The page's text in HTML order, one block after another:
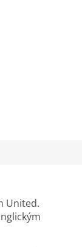
United.